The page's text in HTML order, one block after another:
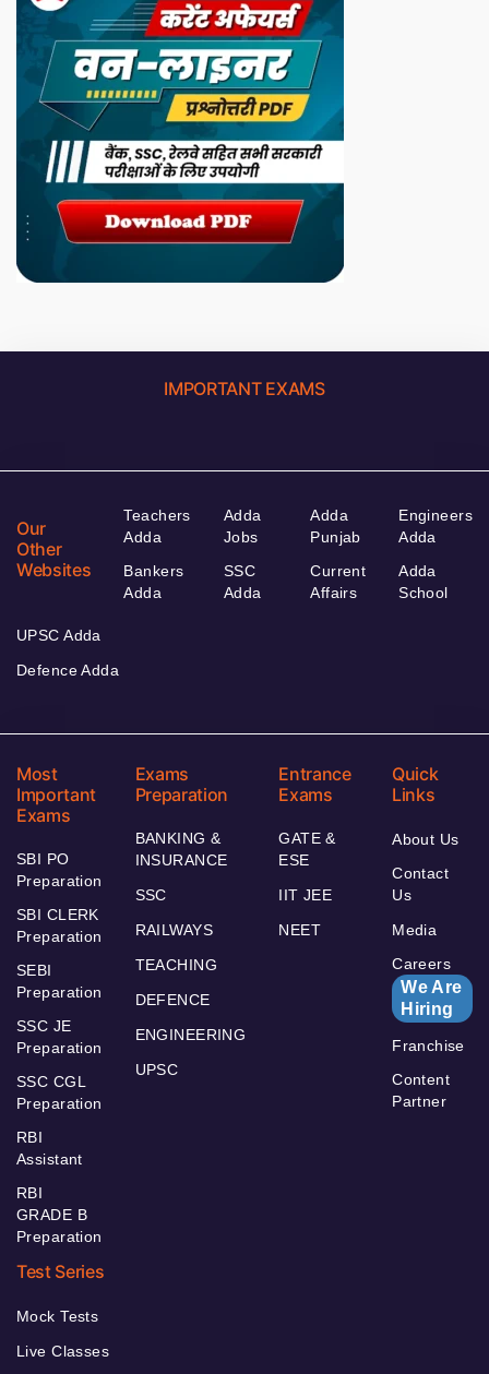
IMPORTANT EXAMS
Our
Other
Websites
Teachers
Adda
Bankers
Adda
Adda
Jobs
SSC
Adda
Adda
Punjab
Current
Affairs
Engineers
Adda
Adda
School
UPSC Adda
Defence Adda
Most
Important
Exams
SBI PO
Preparation
SBI CLERK
Preparation
SEBI
Preparation
SSC JE
Preparation
SSC CGL
Preparation
RBI
Assistant
RBI
GRADE B
Preparation
Exams
Preparation
BANKING &
INSURANCE
SSC
RAILWAYS
TEACHING
DEFENCE
ENGINEERING
UPSC
Entrance
Exams
GATE &
ESE
IIT JEE
NEET
Quick
Links
About Us
Contact
Us
Media
Careers
We Are
Hiring
Franchise
Content
Partner
Test Series
Mock Tests
Live Classes